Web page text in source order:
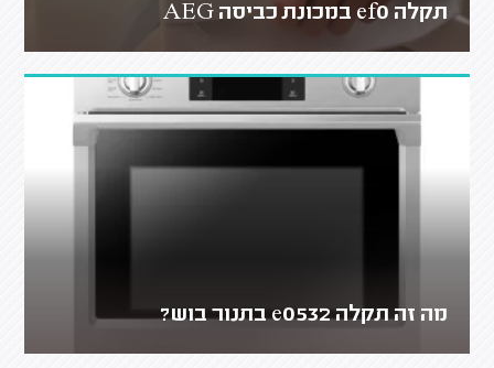
תקלה ef0 במכונת כביסה AEG
מה זה תקלה e0532 בתנור בוש?